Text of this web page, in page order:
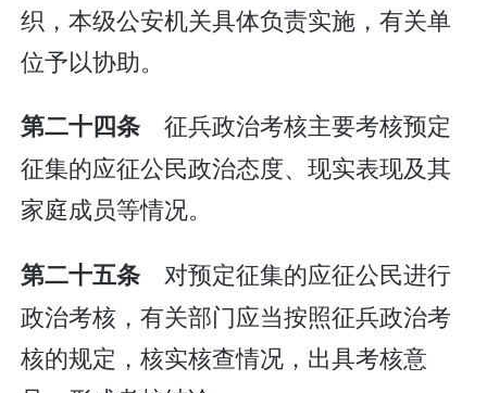
织，本级公安机关具体负责实施，有关单
位予以协助。
第二十四条 征兵政治考核主要考核预定
征集的应征公民政治态度、现实表现及其
家庭成员等情况。
第二十五条 对预定征集的应征公民进行
政治考核，有关部门应当按照征兵政治考
核的规定，核实核查情况，出具考核意